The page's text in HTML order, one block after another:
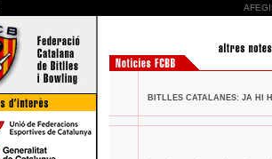
BITLLES CATALANES: JA HI